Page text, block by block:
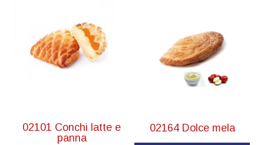
02101 Conchi latte e
panna
02164 Dolce mela